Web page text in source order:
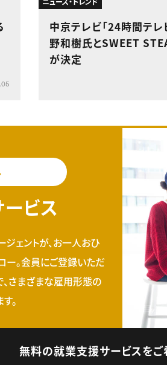
中京テレビ「24時間テレ
野和樹氏とSWEET
が決定
ビス
ェントが、お一人おひ
ー。会員にご登録いただ
、さまざまな雇用形態の
。
無料の就業支援サービスをご